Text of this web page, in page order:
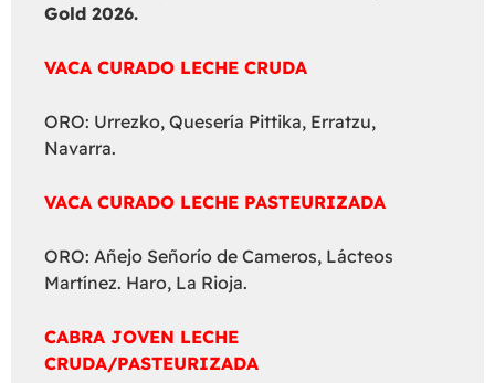
Gold 2026.
VACA CURADO LECHE CRUDA
ORO: Urrezko, Quesería Pittika, Erratzu,
Navarra.
VACA CURADO LECHE PASTEURIZADA
ORO: Añejo Señorío de Cameros, Lácteos
Martínez. Haro, La Rioja.
CABRA JOVEN LECHE
CRUDA/PASTEURIZADA